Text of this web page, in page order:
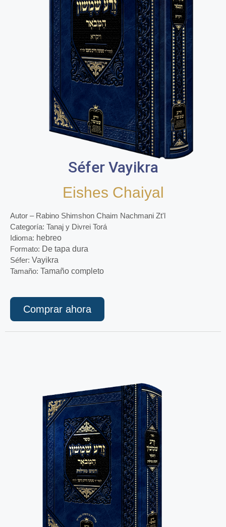
Séfer Vayikra
Eishes Chaiyal
Autor – Rabino Shimshon Chaim Nachmani Zt'l
Categoría: Tanaj y Divrei Torá
Idioma: hebreo
Formato: De tapa dura
Séfer: Vayikra
Tamaño: Tamaño completo
Comprar ahora